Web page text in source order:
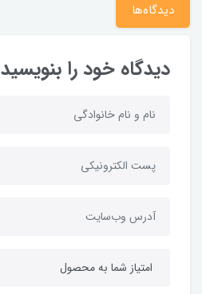
دیدگاه‌ها
دیدگاه خود را بنویسید